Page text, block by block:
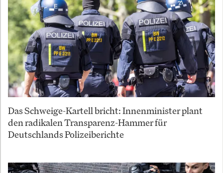
Das Schweige-Kartell bricht: Innenminister plant
den radikalen Transparenz-Hammer für
Deutschlands Polizeiberichte